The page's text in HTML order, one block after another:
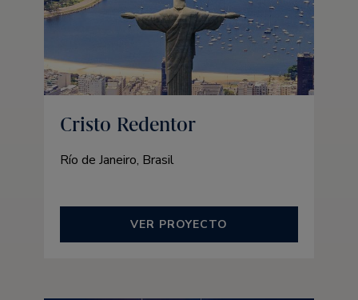
Cristo Redentor
Río de Janeiro, Brasil
VER PROYECTO